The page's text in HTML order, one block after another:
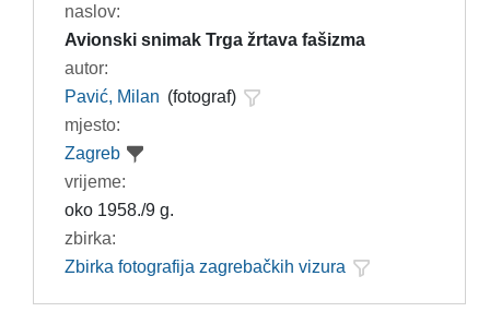
naslov:
Avionski snimak Trga žrtava fašizma
autor:
Pavić, Milan (fotograf)
mjesto:
Zagreb
vrijeme:
oko 1958./9 g.
zbirka:
Zbirka fotografija zagrebačkih vizura